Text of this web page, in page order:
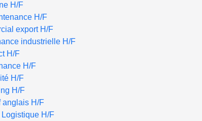
H/F
H/F
export H/F
industrielle H/F
H/F
H/F
H/F
H/F
anglais H/F
H/F